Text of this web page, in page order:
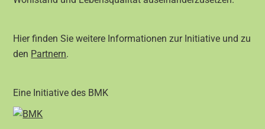
Hier finden Sie weitere Informationen zur Initiative und zu
den Partnern.
Eine Initiative des BMK